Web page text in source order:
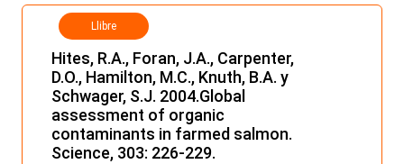
Llibre
Hites, R.A., Foran, J.A., Carpenter,
D.O., Hamilton, M.C., Knuth, B.A. y
Schwager, S.J. 2004.Global
assessment of organic
contaminants in farmed salmon.
Science, 303: 226-229.